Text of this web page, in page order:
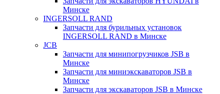
Минске
INGERSOLL RAND
Запчасти для бурильных установок
INGERSOLL RAND в Минске
JCB
Запчасти для минипогрузчиков JSB в
Минске
Запчасти для миниэкскаваторов JSB в
Минске
Запчасти для экскаваторов JSB в Минске